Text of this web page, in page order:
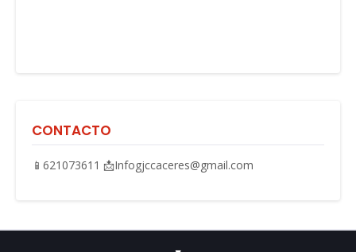
CONTACTO
📱621073611 📩Infogjccaceres@gmail.com